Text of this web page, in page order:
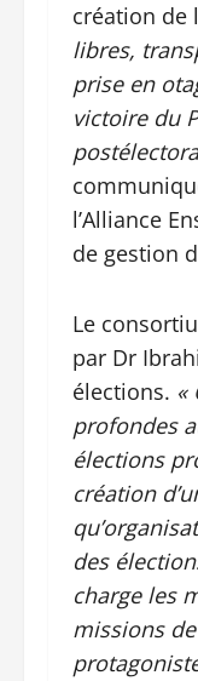
création de
libres,
prise en
victoire du
l’Alliance
de gestion
Le
par Dr
élections. «
profondes
élections
création
des
charge les
missions